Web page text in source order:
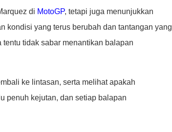
di MotoGP, tetapi juga menunjukkan
kondisi yang terus berubah dan tantangan yang
tidak sabar menantikan balapan
ke lintasan, serta melihat apakah
penuh kejutan, dan setiap balapan